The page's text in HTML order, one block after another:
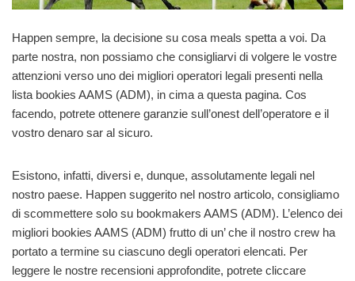
Happen sempre, la decisione su cosa meals spetta a voi. Da
parte nostra, non possiamo che consigliarvi di volgere le vostre
attenzioni verso uno dei migliori operatori legali presenti nella
lista bookies AAMS (ADM), in cima a questa pagina. Cos
facendo, potrete ottenere garanzie sull’onest dell’operatore e il
vostro denaro sar al sicuro.
Esistono, infatti, diversi e, dunque, assolutamente legali nel
nostro paese. Happen suggerito nel nostro articolo, consigliamo
di scommettere solo su bookmakers AAMS (ADM). L’elenco dei
migliori bookies AAMS (ADM) frutto di un’ che il nostro crew ha
portato a termine su ciascuno degli operatori elencati. Per
leggere le nostre recensioni approfondite, potrete cliccare